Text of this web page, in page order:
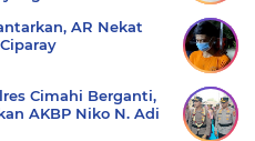
AR Nekat
Cimahi Berganti,
AKBP Niko N. Adi